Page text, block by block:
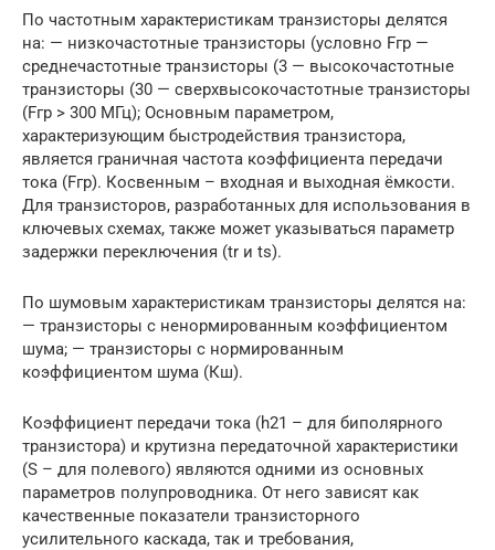
По частотным характеристикам транзисторы делятся
на: — низкочастотные транзисторы (условно Fгр —
среднечастотные транзисторы (3 — высокочастотные
транзисторы (30 — сверхвысокочастотные транзисторы
(Fгр > 300 МГц); Основным параметром,
характеризующим быстродействия транзистора,
является граничная частота коэффициента передачи
тока (Fгр). Косвенным – входная и выходная ёмкости.
Для транзисторов, разработанных для использования в
ключевых схемах, также может указываться параметр
задержки переключения (tr и ts).
По шумовым характеристикам транзисторы делятся на:
— транзисторы с ненормированным коэффициентом
шума; — транзисторы с нормированным
коэффициентом шума (Кш).
Коэффициент передачи тока (h21 – для биполярного
транзистора) и крутизна передаточной характеристики
(S – для полевого) являются одними из основных
параметров полупроводника. От него зависят как
качественные показатели транзисторного
усилительного каскада, так и требования,